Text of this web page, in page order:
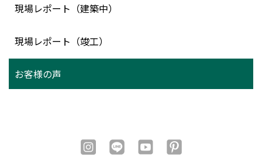
現場レポート（建築中）
現場レポート（竣工）
お客様の声